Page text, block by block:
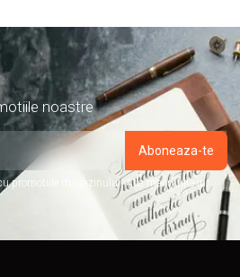
noastre
promotiile magazinului. Afla mai multe in